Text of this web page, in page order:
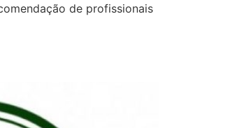
de profissionais